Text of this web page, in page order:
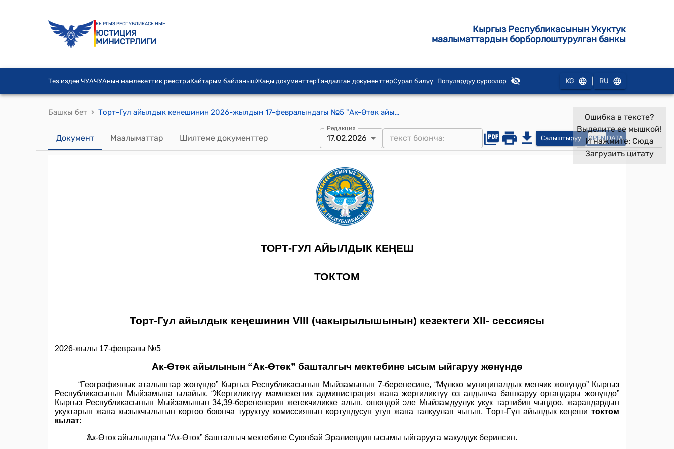
КЫРГЫЗ РЕСПУБЛИКАСЫНЫН
ЮСТИЦИЯ
МИНИСТРЛИГИ
Кыргыз Республикасынын Укуктук
маалыматтардын борборлоштурулган банкы
Тез издөө ЧУАЧУАнын мамлекеттик реестриКайтарым байланышЖаңы документтерТандалган документтерСурап билүү Популярдуу суроолор KG RU
Башкы бет › Торт-Гул айылдык кенешинин 2026-жылдын 17-февралындагы №5 "Ак-Өтөк айылынын “Ак-Өтөк” башталгыч мектебине ысым ыйгаруу жөнүндө" токтому
Документ Маалыматтар Шилтеме документтер
Редакция
17.02.2026 Салыштыруу OPEN DATA
Ошибка в тексте?
Выделите ее мышкой!
И нажмите: Сюда
Загрузить цитату